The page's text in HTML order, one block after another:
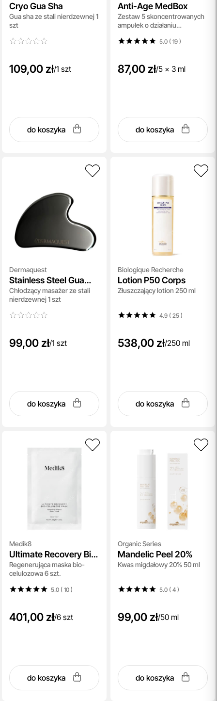
Cryo Gua Sha
Gua sha ze stali nierdzewnej 1
szt
109,00 zł/1 szt
do koszyka
Anti-Age MedBox
Zestaw 5 skoncentrowanych
ampułek o działaniu
5.0 ( 19)
87,00 zł/5 x 3 ml
do koszyka
Dermaquest
Stainless Steel Gua
Sha
Chłodzący masażer ze stali
nierdzewnej 1 szt
99,00 zł/1 szt
do koszyka
Biologique Recherche
Lotion P50 Corps
Złuszczający lotion 250 ml
4.9 ( 25)
538,00 zł/250 ml
do koszyka
Medik8
Ultimate Recovery Bio
Cellulose Mask
Regenerująca maska bio-
celulozowa 6 szt.
5.0 ( 10)
401,00 zł/6 szt
do koszyka
Organic Series
Mandelic Peel 20%
Kwas migdałowy 20% 50 ml
5.0 ( 4)
99,00 zł/50 ml
do koszyka